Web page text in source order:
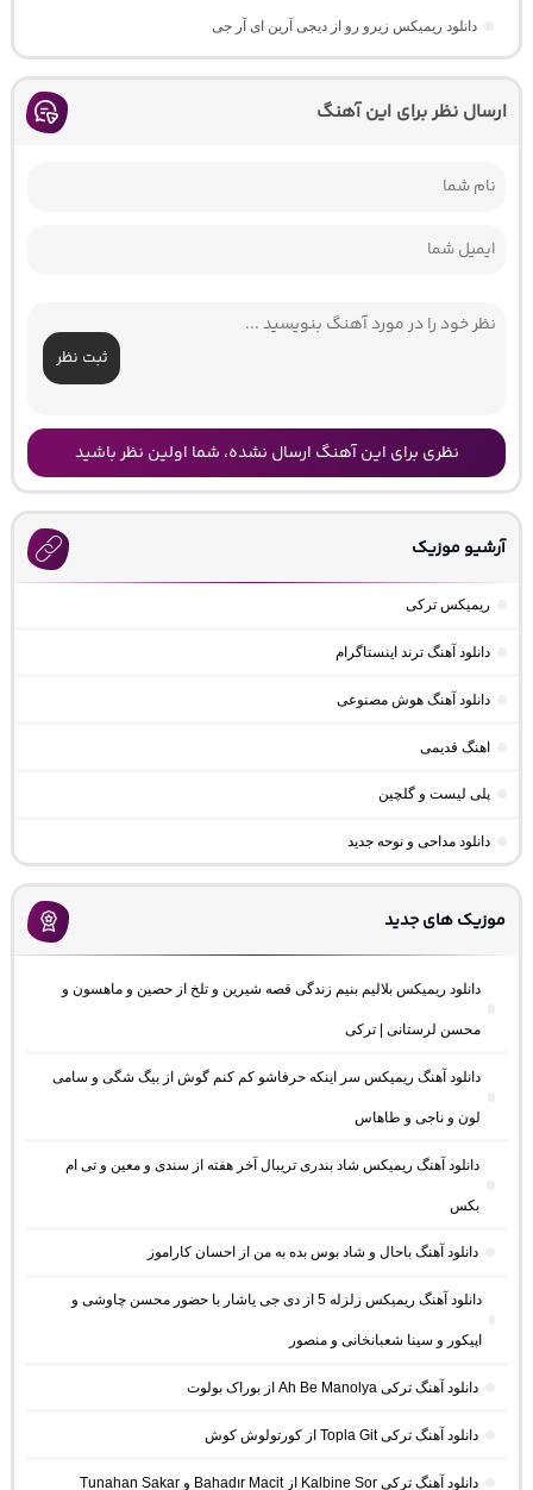
دانلود ریمیکس زیرو رو از دیجی آرین ای آر جی
ارسال نظر برای این آهنگ
ثبت نظر
نظری برای این آهنگ ارسال نشده، شما اولین نظر باشید
آرشیو موزیک
ریمیکس ترکی
دانلود آهنگ ترند اینستاگرام
دانلود آهنگ هوش مصنوعی
اهنگ قدیمی
پلی لیست و گلچین
دانلود مداحی و نوحه جدید
موزیک های جدید
دانلود ریمیکس بلالیم بنیم زندگی قصه شیرین و تلخ از حصین و ماهسون و
محسن لرستانی | ترکی
دانلود آهنگ ریمیکس سر اینکه حرفاشو کم کنم گوش از بیگ شگی و سامی
لون و ناجی و طاهاس
دانلود آهنگ ریمیکس شاد بندری تریبال آخر هفته از سندی و معین و تی ام
بکس
دانلود آهنگ باحال و شاد بوس بده به من از احسان کاراموز
دانلود آهنگ ریمیکس زلزله 5 از دی جی یاشار با حضور محسن چاوشی و
اپیکور و سینا شعبانخانی و منصور
دانلود آهنگ ترکی Ah Be Manolya از بوراک بولوت
دانلود آهنگ ترکی Topla Git از کورتولوش کوش
دانلود آهنگ ترکی Kalbine Sor از Bahadır Macit و Tunahan Sakar